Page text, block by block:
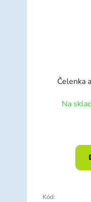
Čelenka
Na
Kód: